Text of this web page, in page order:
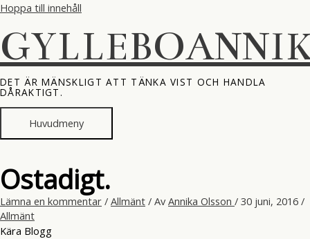
Hoppa till innehåll
DET ÄR MÄNSKLIGT ATT TÄNKA VIST OCH HANDLA
DÅRAKTIGT.
Huvudmeny
Ostadigt.
Lämna en kommentar / Allmänt / Av Annika Olsson / 30 juni, 2016 /
Allmänt
Kära Blogg